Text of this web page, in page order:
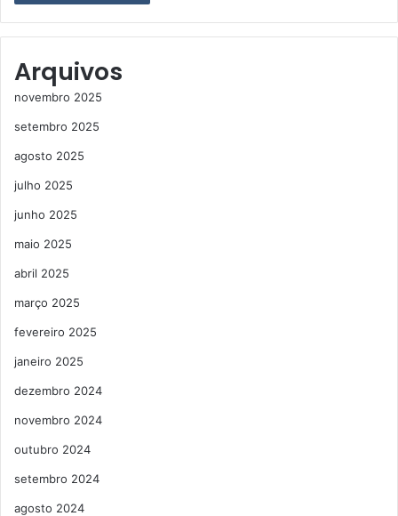
Arquivos
novembro 2025
setembro 2025
agosto 2025
julho 2025
junho 2025
maio 2025
abril 2025
março 2025
fevereiro 2025
janeiro 2025
dezembro 2024
novembro 2024
outubro 2024
setembro 2024
agosto 2024